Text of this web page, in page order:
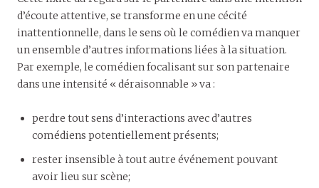
d’écoute attentive, se transforme en une cécité
inattentionnelle, dans le sens où le comédien va manquer
un ensemble d’autres informations liées à la situation.
Par exemple, le comédien focalisant sur son partenaire
dans une intensité « déraisonnable » va :
perdre tout sens d’interactions avec d’autres
comédiens potentiellement présents;
rester insensible à tout autre événement pouvant
avoir lieu sur scène;